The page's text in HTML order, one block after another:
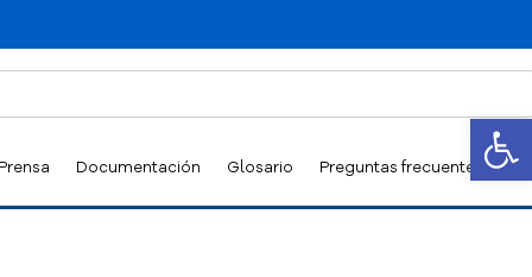
Documentación Glosario Preguntas frecuentes